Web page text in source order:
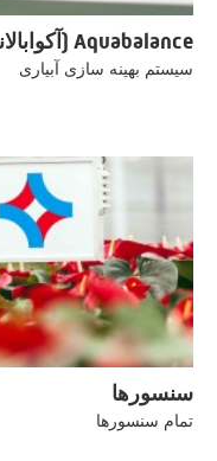
Aquabalance (آکوابالانس)
سیستم بهینه سازی آبیاری
سنسورها
تمام سنسورها